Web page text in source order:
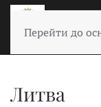
Перейти до
Литва